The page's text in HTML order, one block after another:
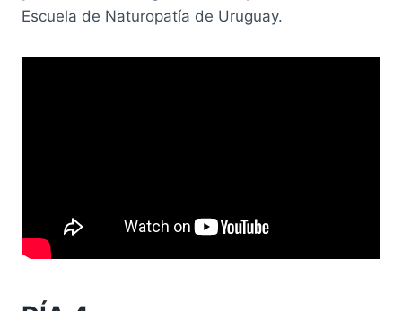
Escuela de Naturopatía de Uruguay.